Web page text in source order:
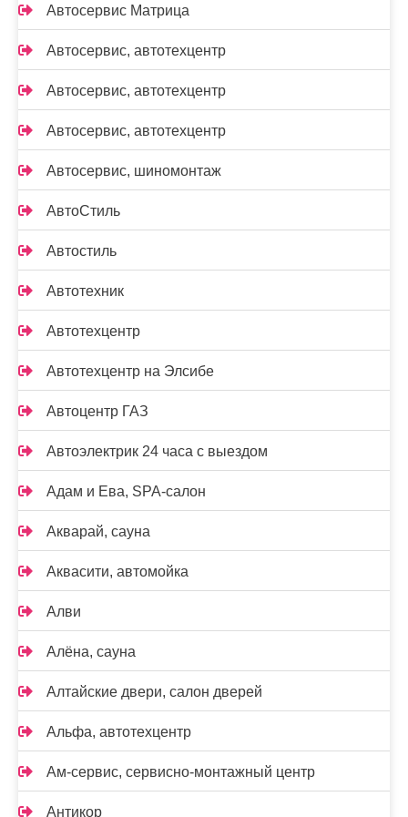
Автосервис Матрица
Автосервис, автотехцентр
Автосервис, автотехцентр
Автосервис, автотехцентр
Автосервис, шиномонтаж
АвтоСтиль
Автостиль
Автотехник
Автотехцентр
Автотехцентр на Элсибе
Автоцентр ГАЗ
Автоэлектрик 24 часа с выездом
Адам и Ева, SPA-салон
Акварай, сауна
Аквасити, автомойка
Алви
Алёна, сауна
Алтайские двери, салон дверей
Альфа, автотехцентр
Ам-сервис, сервисно-монтажный центр
Антикор